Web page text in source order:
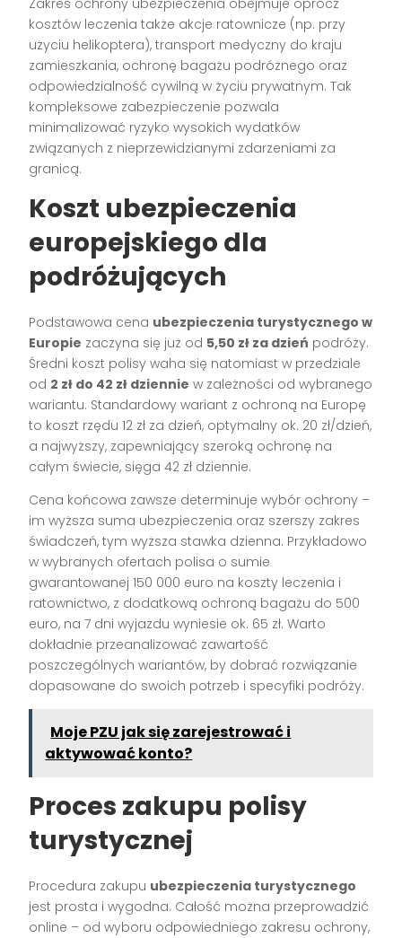
Zakres ochrony ubezpieczenia obejmuje oprócz
kosztów leczenia także akcje ratownicze (np. przy
użyciu helikoptera), transport medyczny do kraju
zamieszkania, ochronę bagażu podróżnego oraz
odpowiedzialność cywilną w życiu prywatnym. Tak
kompleksowe zabezpieczenie pozwala
minimalizować ryzyko wysokich wydatków
związanych z nieprzewidzianymi zdarzeniami za
granicą.
Koszt ubezpieczenia
europejskiego dla
podróżujących
Podstawowa cena ubezpieczenia turystycznego w
Europie zaczyna się już od 5,50 zł za dzień podróży.
Średni koszt polisy waha się natomiast w przedziale
od 2 zł do 42 zł dziennie w zależności od wybranego
wariantu. Standardowy wariant z ochroną na Europę
to koszt rzędu 12 zł za dzień, optymalny ok. 20 zł/dzień,
a najwyższy, zapewniający szeroką ochronę na
całym świecie, sięga 42 zł dziennie.
Cena końcowa zawsze determinuje wybór ochrony –
im wyższa suma ubezpieczenia oraz szerszy zakres
świadczeń, tym wyższa stawka dzienna. Przykładowo
w wybranych ofertach polisa o sumie
gwarantowanej 150 000 euro na koszty leczenia i
ratownictwo, z dodatkową ochroną bagażu do 500
euro, na 7 dni wyjazdu wyniesie ok. 65 zł. Warto
dokładnie przeanalizować zawartość
poszczególnych wariantów, by dobrać rozwiązanie
dopasowane do swoich potrzeb i specyfiki podróży.
Moje PZU jak się zarejestrować i
aktywować konto?
Proces zakupu polisy
turystycznej
Procedura zakupu ubezpieczenia turystycznego
jest prosta i wygodna. Całość można przeprowadzić
online – od wyboru odpowiedniego zakresu ochrony,